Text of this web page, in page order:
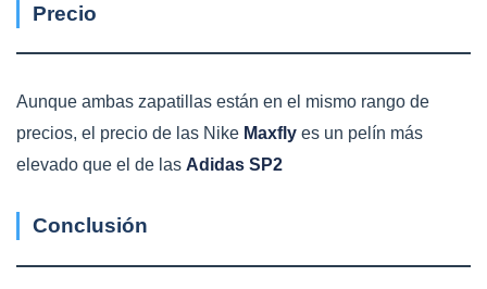
Precio
Aunque ambas zapatillas están en el mismo rango de
precios, el precio de las Nike Maxfly es un pelín más
elevado que el de las Adidas SP2
Conclusión